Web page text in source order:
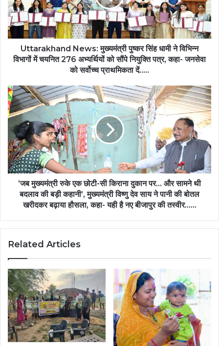
धामी
ने
विभिन्न
विभागों
चयनित
को
सौंपे
नियुक्ति
पत्र,
कहा-
जनसेवा
को
सर्वोच्च
प्राथमिकता
दें.....
Uttarakhand News: मुख्यमंत्री पुष्कर सिंह धामी ने विभिन्न
विभागों में चयनित 276 अभ्यर्थियों को सौंपे नियुक्ति पत्र, कहा- जनसेवा
को सर्वोच्च प्राथमिकता दें.....
’जब
मुख्यमंत्री
रुके
एक
छोटी-
सी
किराना
दुकान
पर…
सामने
की
कहानी’,
देव
साय
ने
पानी
की
बोतल
खरीदकर
’जब मुख्यमंत्री रुके एक छोटी-सी किराना दुकान पर… और सामने थी
बदलाव की बड़ी कहानी’, मुख्यमंत्री विष्णु देव साय ने पानी की बोतल
खरीदकर बढ़ाया हौसला, कहा- यही है नए बीजापुर की तस्वीर……
Related Articles